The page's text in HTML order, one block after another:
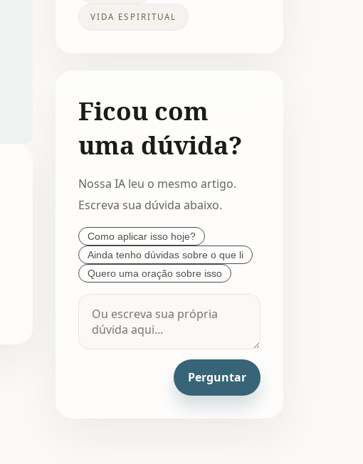
VIDA ESPIRITUAL
Ficou com
uma dúvida?
Nossa IA leu o mesmo artigo.
Escreva sua dúvida abaixo.
Como aplicar isso hoje?
Ainda tenho dúvidas sobre o que li
Quero uma oração sobre isso
Perguntar